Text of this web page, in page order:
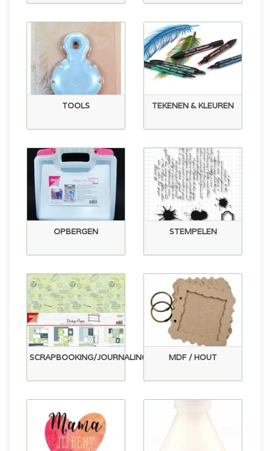
TOOLS TEKENEN & KLEUREN
OPBERGEN STEMPELEN
SCRAPBOOKING/JOURNALING MDF / HOUT